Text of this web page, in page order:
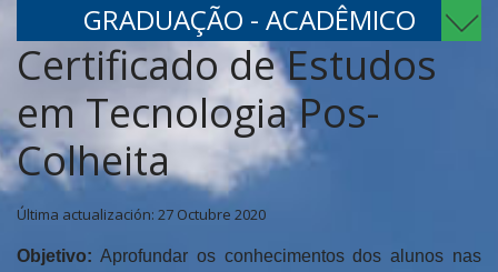
GRADUAÇÃO - ACADÊMICO
Certificado de Estudos
em Tecnologia Pos-
Colheita
Última actualización: 27 Octubre 2020
Objetivo: Aprofundar os conhecimentos dos alunos nas